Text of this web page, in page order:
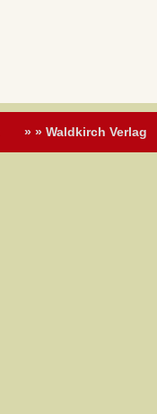
» » Waldkirch Verlag